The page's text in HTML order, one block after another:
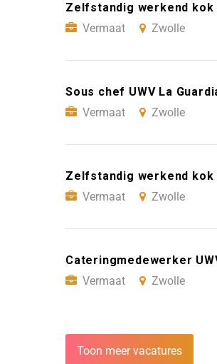
Zelfstandig werkend kok
Vermaat
Zwolle
Sous chef UWV La
Vermaat
Zwolle
Zelfstandig werkend kok
Vermaat
Zwolle
Cateringmedewerker
Vermaat
Zwolle
Toon meer vacatures